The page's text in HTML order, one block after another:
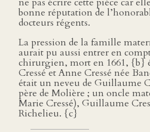
bonne réputation de
docteurs régents.
La pression de la famille
aurait pu aussi entrer en
chirurgien, mort en 1661, {b}
Cressé et Anne Cressé née
était un neveu de Guillaume
père de Molière ; un oncle
Marie Cressé), Guillaume
Richelieu. {c}